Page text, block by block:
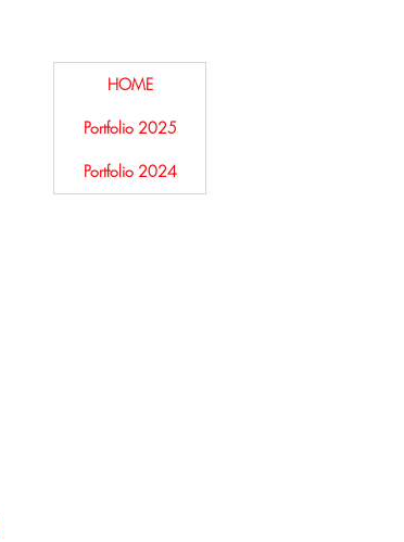
HOME
Portfolio 2025
Portfolio 2024